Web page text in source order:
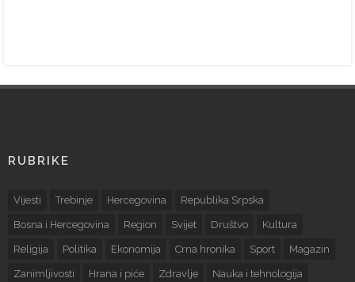
RUBRIKE
Vijesti Trebinje Hercegovina Republika Srpska
Bosna i Hercegovina Region Svijet Društvo Kultura
Religija Politika Ekonomija Crna hronika Sport Magazin
Zanimljivosti Hrana i piće Zdravlje Nauka i tehnologija